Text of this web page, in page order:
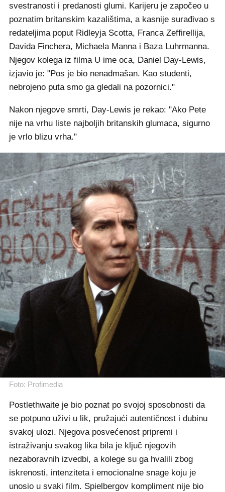
svestranosti i predanosti glumi. Karijeru je započeo u
poznatim britanskim kazalištima, a kasnije surađivao s
redateljima poput Ridleyja Scotta, Franca Zeffirellija,
Davida Finchera, Michaela Manna i Baza Luhrmanna.
Njegov kolega iz filma U ime oca, Daniel Day-Lewis,
izjavio je: "Pos je bio nenadmašan. Kao studenti,
nebrojeno puta smo ga gledali na pozornici."
Nakon njegove smrti, Day-Lewis je rekao: "Ako Pete
nije na vrhu liste najboljih britanskih glumaca, sigurno
je vrlo blizu vrha."
Foto: Profimedia
Postlethwaite je bio poznat po svojoj sposobnosti da
se potpuno uživi u lik, pružajući autentičnost i dubinu
svakoj ulozi. Njegova posvećenost pripremi i
istraživanju svakog lika bila je ključ njegovih
nezaboravnih izvedbi, a kolege su ga hvalili zbog
iskrenosti, intenziteta i emocionalne snage koju je
unosio u svaki film. Spielbergov kompliment nije bio